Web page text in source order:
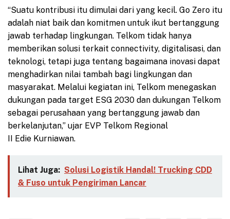
“Suatu kontribusi itu dimulai dari yang kecil. Go Zero itu
adalah niat baik dan komitmen untuk ikut bertanggung
jawab terhadap lingkungan. Telkom tidak hanya
memberikan solusi terkait connectivity, digitalisasi, dan
teknologi, tetapi juga tentang bagaimana inovasi dapat
menghadirkan nilai tambah bagi lingkungan dan
masyarakat. Melalui kegiatan ini, Telkom menegaskan
dukungan pada target ESG 2030 dan dukungan Telkom
sebagai perusahaan yang bertanggung jawab dan
berkelanjutan,” ujar EVP Telkom Regional
II Edie Kurniawan.
Lihat Juga: Solusi Logistik Handal! Trucking CDD
& Fuso untuk Pengiriman Lancar